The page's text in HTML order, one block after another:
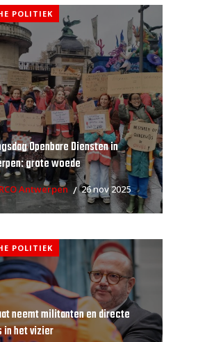
POLITIEK
Openbare Diensten in
grote woede
Antwerpen 26 nov 2025
POLITIEK
neemt militanten en directe
het vizier